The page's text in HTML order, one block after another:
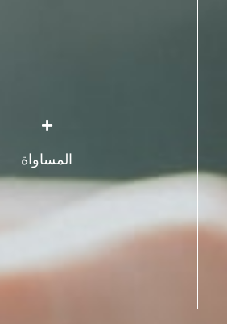
المساواة
مع النساء
ضمان حق المرأة، دون تمييز، في
والاقتصادية،
ضمان